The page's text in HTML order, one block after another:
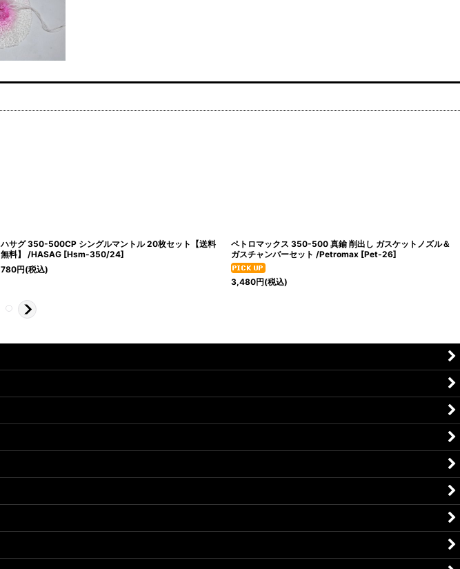
ハサグ 350-500CP シングルマントル 20枚セット【送料
無料】 /HASAG [Hsm-350/24]
780円(税込)
ペトロマックス 350-500 真鍮 削出し ガスケットノズル＆
ガスチャンバーセット /Petromax [Pet-26]
3,480円(税込)